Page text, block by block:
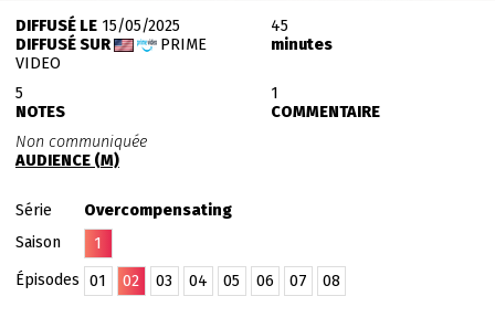
DIFFUSÉ LE15/05/2025
DIFFUSÉ SUR
PRIME
VIDEO
45
minutes
5
NOTES
1
COMMENTAIRE
Non communiquée
AUDIENCE (M)
Série
Overcompensating
Saison
1
Épisodes
01 02 03 04 05 06 07 08